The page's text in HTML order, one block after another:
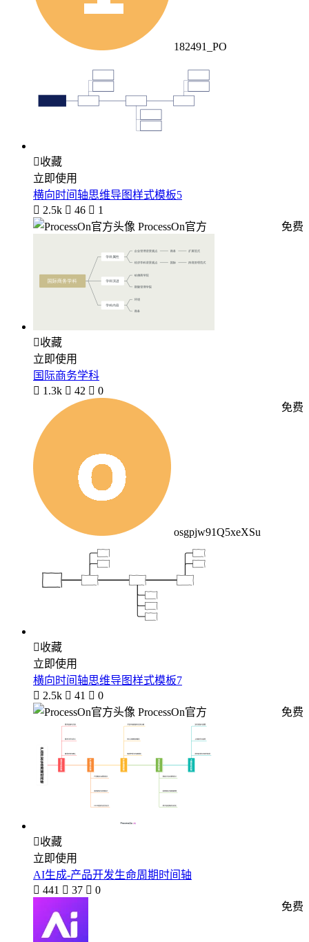
182491_PO
收藏
立即使用
横向时间轴思维导图样式模板5
 2.5k  46  1
ProcessOn官方
免费
收藏
立即使用
国际商务学科
 1.3k  42  0
osgpjw91Q5xeXSu
免费
收藏
立即使用
横向时间轴思维导图样式模板7
 2.5k  41  0
ProcessOn官方
免费
收藏
立即使用
AI生成-产品开发生命周期时间轴
 441  37  0
免费